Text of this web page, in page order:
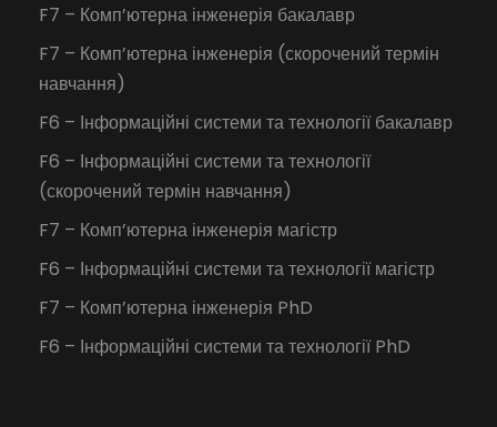
F7 – Комп’ютерна інженерія бакалавр
F7 – Комп’ютерна інженерія (скорочений термін
навчання)
F6 – Інформаційні системи та технології бакалавр
F6 – Інформаційні системи та технології
(скорочений термін навчання)
F7 – Комп’ютерна інженерія магістр
F6 – Інформаційні системи та технології магістр
F7 – Комп’ютерна інженерія PhD
F6 – Інформаційні системи та технології PhD